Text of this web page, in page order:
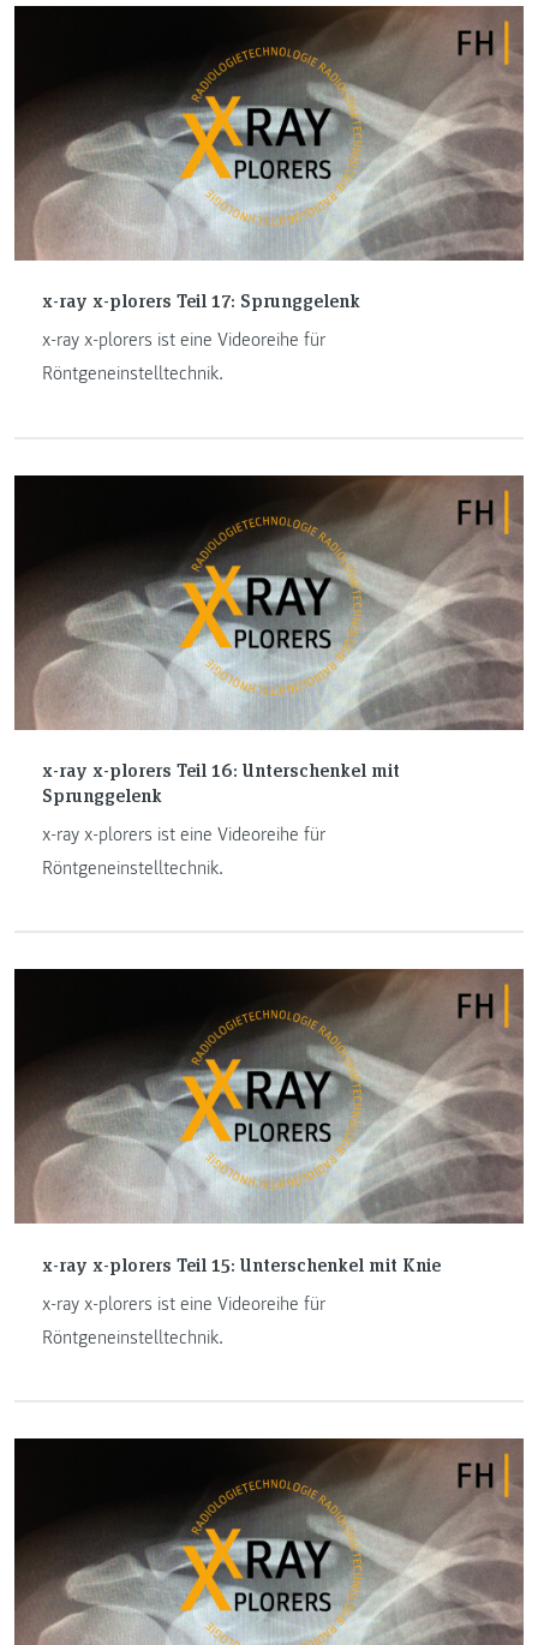
x-ray x-plorers Teil 17: Sprunggelenk
x-ray x-plorers ist eine Videoreihe für
Röntgeneinstelltechnik.
x-ray x-plorers Teil 16: Unterschenkel mit
Sprunggelenk
x-ray x-plorers ist eine Videoreihe für
Röntgeneinstelltechnik.
x-ray x-plorers Teil 15: Unterschenkel mit Knie
x-ray x-plorers ist eine Videoreihe für
Röntgeneinstelltechnik.